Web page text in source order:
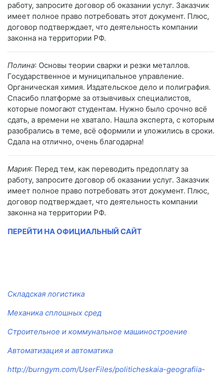
работу, запросите договор об оказании услуг. Заказчик
имеет полное право потребовать этот документ. Плюс,
договор подтверждает, что деятельность компании
законна на территории РФ.
Полина: Основы теории сварки и резки металлов.
Государственное и муниципальное управление.
Органическая химия. Издательское дело и полиграфия.
Спасибо платформе за отзывчивых специалистов,
которые помогают студентам. Нужно было срочно всё
сдать, а времени не хватало. Нашла эксперта, с которым
разобрались в теме, всё оформили и уложились в сроки.
Сдала на отлично, очень благодарна!
Мария: Перед тем, как переводить предоплату за
работу, запросите договор об оказании услуг. Заказчик
имеет полное право потребовать этот документ. Плюс,
договор подтверждает, что деятельность компании
законна на территории РФ.
ПЕРЕЙТИ НА ОФИЦИАЛЬНЫЙ САЙТ
Складская логистика
Механика сплошных сред
Строительное и коммунальное машиностроение
Автоматизация и автоматика
http://burngym.com/UserFiles/politicheskaia-geografiia-